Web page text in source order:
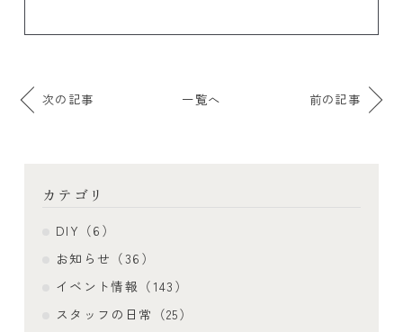
次の記事 一覧へ 前の記事
カテゴリ
DIY（6）
お知らせ（36）
イベント情報（143）
スタッフの日常（25）